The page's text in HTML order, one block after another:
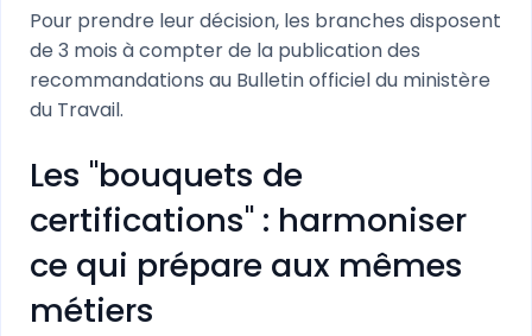
Pour prendre leur décision, les branches disposent
de 3 mois à compter de la publication des
recommandations au Bulletin officiel du ministère
du Travail.
Les "bouquets de
certifications" : harmoniser
ce qui prépare aux mêmes
métiers